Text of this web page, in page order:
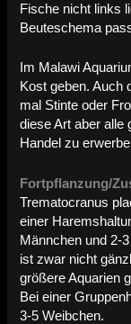
Fische nicht links
Beuteschema
Im Malawi
Kost geben. Auch
mal Stinte oder
diese Art aber alle
Handel zu
Fortpflanzung/
Trematocranus
einer
Männchen und 2-
ist zwar nicht
größere Aquarien
Bei einer
3-5 Weibchen.